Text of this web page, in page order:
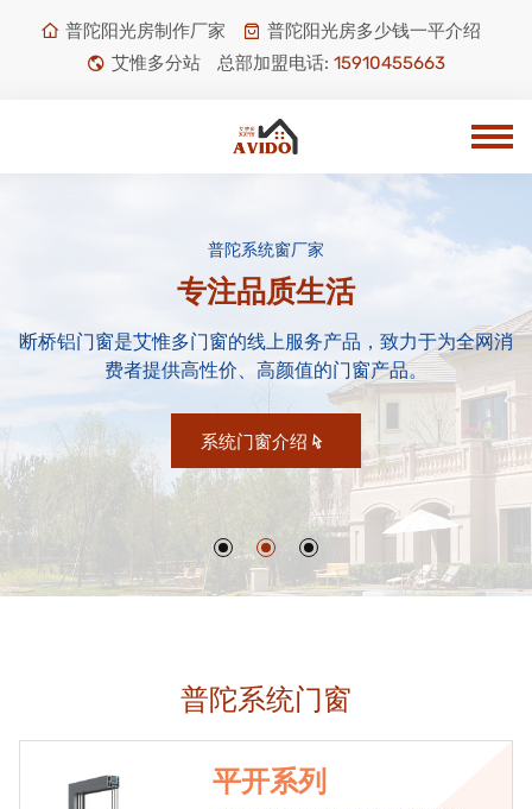
普陀阳光房制作厂家
普陀阳光房多少钱一平介绍
艾惟多分站
总部加盟电话: 15910455663
普陀系统窗厂家
专注品质生活
断桥铝门窗是艾惟多门窗的线上服务产品，致力于为全网消
费者提供高性价、高颜值的门窗产品。
系统门窗介绍
普陀系统门窗
平开系列